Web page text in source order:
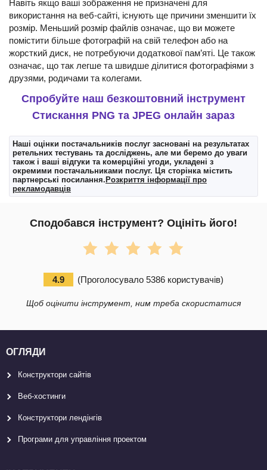
Навіть якщо ваші зображення не призначені для
використання на веб-сайті, існують ще причини зменшити їх
розмір. Меньший розмір файлів означає, що ви можете
помістити більше фотографій на свій телефон або на
жорсткий диск, не потребуючи додаткової пам’яті. Це також
означає, що так легше та швидше ділитися фотографіями з
друзями, родичами та колегами.
Спробуйте наш безкоштовний інструмент
Стискання PNG та JPEG онлайн зараз
Наші оцінки постачальників послуг засновані на результатах
ретельних тестувань та досліджень, але ми беремо до уваги
також і ваші відгуки та комерційні угоди, укладені з
окремими постачальниками послуг. Ця сторінка містить
партнерські посилання. Розкриття інформації про
рекламодавців
Сподобався інструмент? Оцініть його!
4.9 (Проголосувало 5386 користувачів)
Щоб оцінити інструмент, ним треба скористатися
ОГЛЯДИ
Конструктори сайтів
Веб-хостинги
Конструктори лендінгів
Програми для управління проектом